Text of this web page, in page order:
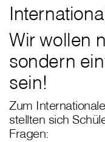
Wir wollen
sondern
sein!
Zum
stellten sich
Fragen: